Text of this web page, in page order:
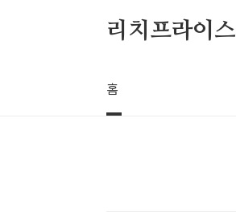
리치프라이스
홈